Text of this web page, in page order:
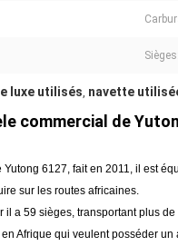
luxe utilisés, navette
commercial de
6127, fait en 2011, il est
sur les routes africaines.
il a 59 sièges, transportant plus
Afrique qui veulent posséder